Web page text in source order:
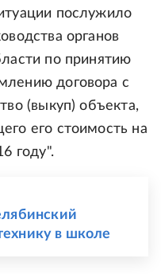
послужило
органов
по принятию
договора с
(выкуп) объекта,
его стоимость на
году".
в школе